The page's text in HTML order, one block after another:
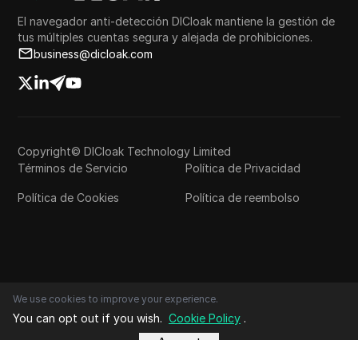
El navegador anti-detección DICloak mantiene la gestión de
tus múltiples cuentas segura y alejada de prohibiciones.
business@dicloak.com
Copyright© DICloak Technology Limited
Términos de Servicio
Política de Privacidad
Política de Cookies Política de reembolso
We use cookies to improve your experience.
You can opt out if you wish. Cookie Policy .